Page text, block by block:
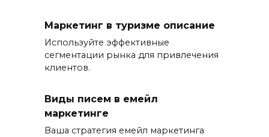
Маркетинг в туризме описание
Используйте эффективные
сегментации рынка для привлечения
клиентов.
Виды писем в емейл
маркетинге
Ваша стратегия емейл маркетинга